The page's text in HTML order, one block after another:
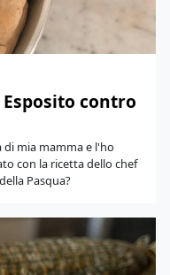
contro
di mia mamma e l'ho
con la ricetta dello chef
Pasqua?